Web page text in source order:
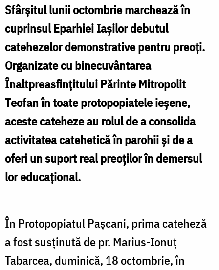
demonstrative
în
Protopopiatul
Paşcani
Sfârşitul lunii octombrie marchează în
cuprinsul Eparhiei Iaşilor debutul
catehezelor demonstrative pentru preoţi.
Organizate cu binecuvântarea
Înaltpreasfinţitului Părinte Mitropolit
Teofan în toate protopopiatele ieşene,
aceste cateheze au rolul de a consolida
activitatea catehetică în parohii şi de a
oferi un suport real preoţilor în demersul
lor educaţional.
În Protopopiatul Paşcani, prima cateheză
a fost susţinută de pr. Marius-Ionuţ
Tabarcea, duminică, 18 octombrie, în